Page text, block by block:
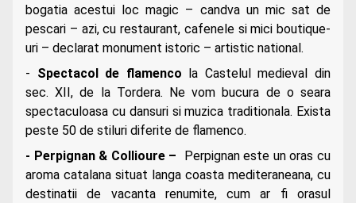
bogatia acestui loc magic – candva un mic sat de
pescari – azi, cu restaurant, cafenele si mici boutique-
uri – declarat monument istoric – artistic national.
- Spectacol de flamenco la Castelul medieval din
sec. XII, de la Tordera. Ne vom bucura de o seara
spectaculoasa cu dansuri si muzica traditionala. Exista
peste 50 de stiluri diferite de flamenco.
- Perpignan & Collioure – Perpignan este un oras cu
aroma catalana situat langa coasta mediteraneana, cu
destinatii de vacanta renumite, cum ar fi orasul